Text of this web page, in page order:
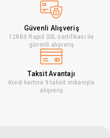
Güvenli Alışveriş
128Bit Rapid SSL sertifikası ile
güvenli alışveriş
Taksit Avantajı
Kredi kartına 9 taksit imkanıyla
alışveriş